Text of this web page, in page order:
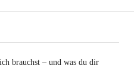
brauchst – und was du dir